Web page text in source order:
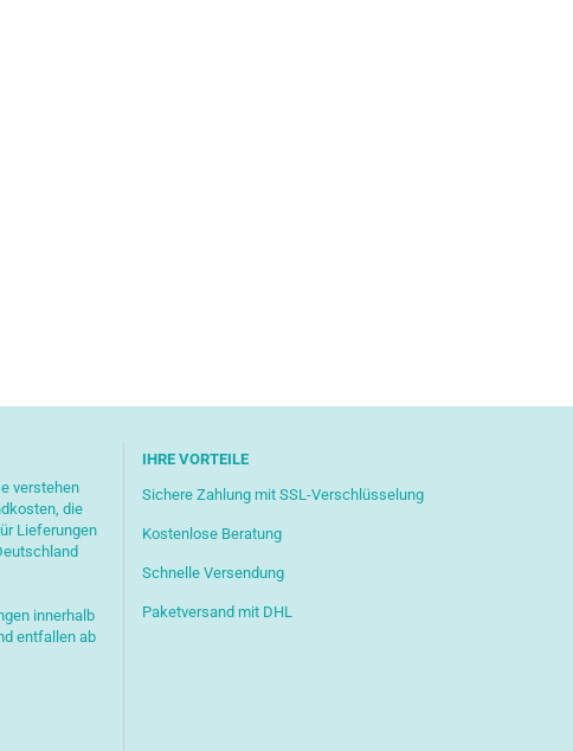
verstehen
die
Lieferungen
innerhalb
entfallen ab
IHRE VORTEILE
Sichere Zahlung mit SSL-Verschlüsselung
Kostenlose Beratung
Schnelle Versendung
Paketversand mit DHL